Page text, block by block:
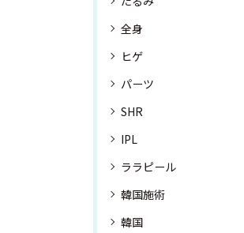
全身
ヒゲ
パーツ
SHR
IPL
ララピール
韓国施術
韓国